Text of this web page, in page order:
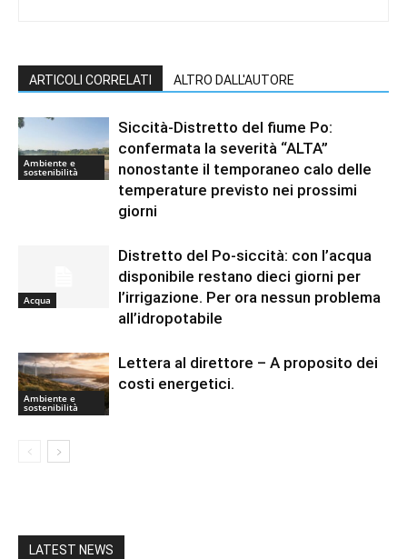
ARTICOLI CORRELATI ALTRO DALL'AUTORE
Ambiente e
sostenibilità
Siccità-Distretto del fiume Po:
confermata la severità “ALTA”
nonostante il temporaneo calo delle
temperature previsto nei prossimi
giorni
Acqua
Distretto del Po-siccità: con l’acqua
disponibile restano dieci giorni per
l’irrigazione. Per ora nessun problema
all’idropotabile
Ambiente e
sostenibilità
Lettera al direttore – A proposito dei
costi energetici.
LATEST NEWS